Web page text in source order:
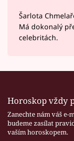
Šarlota
Má dokonalý
celebritách.
Horoskop vždy
Zanechte nám váš e-
budeme zasílat
vaším horoskopem.